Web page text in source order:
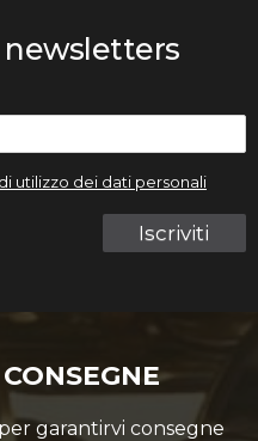
newsletters
Iscriviti
utilizzo dei dati personali
garantirvi consegne